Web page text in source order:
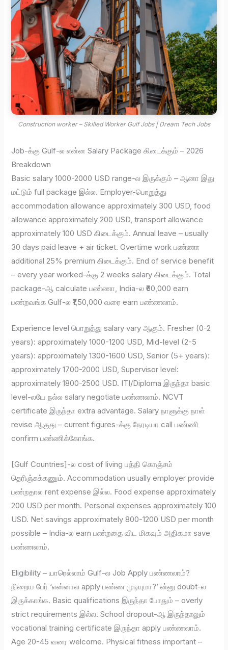
Construction worker – Skilled Worker Gulf Jobs | Dream Tech Jobs
Job-க்கு Gulf-ல என்ன Salary Package கிடைக்கும் – 2026
Breakdown
Basic salary 1000-2000 USD range-ல இருக்கும் – ஆனா இது
மட்டும் full package இல்ல. Employer-பொறுத்து
accommodation allowance approximately 300 USD, food
allowance approximately 200 USD, transport allowance
approximately 100 USD கிடைக்கும். Annual leave – usually
30 days paid leave + air ticket. Overtime work பண்ணா
additional 25% premium கிடைக்கும். End of service benefit
– every year worked-க்கு 2 weeks salary கிடைக்கும். Total
package-ஆ calculate பண்ணா, India-ல ₹60,000 earn
பண்றவங்க Gulf-ல ₹1,50,000 வரை earn பண்ணலாம்.
Experience level பொறுத்து salary vary ஆகும். Fresher (0-2
years): approximately 1000-1200 USD, Mid-level (2-5
years): approximately 1300-1600 USD, Senior (5+ years):
approximately 1700-2000 USD, Supervisor level:
approximately 1800-2500 USD. ITI/Diploma இருந்தா basic
level-லயே நல்ல salary negotiate பண்ணலாம். NCVT
certificate இருந்தா extra advantage. Salary நாளுக்கு நாள்
revise ஆகுது – current figures-க்கு நேரடியா call பண்ணி
confirm பண்ணிக்கோங்க.
[Gulf Countries]-ல cost of living பத்தி கொஞ்சம்
தெரிஞ்சுக்கணும். Accommodation usually employer provide
பண்றதால rent expense இல்ல. Food expense approximately
200 USD per month. Personal expenses approximately 100
USD. Net savings approximately 800-1200 USD per month
possible – India-ல earn பண்றதை விட மிகவும் அதிகமா save
பண்ணலாம்.
Eligibility – யாரெல்லாம் Gulf-ல Job Apply பண்ணலாம்?
நிறைய பேர் ‘என்னால apply பண்ண முடியுமா?’ ன்னு doubt-ல
இருக்காங்க. Basic qualifications இருந்தா போதும் – overly
strict requirements இல்ல. School dropout-ஆ இருந்தாலும்
vocational training certificate இருந்தா apply பண்ணலாம்.
Age 20-45 வரை welcome. Physical fitness important –